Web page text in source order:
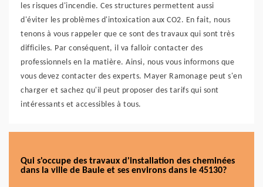
les risques d'incendie. Ces structures permettent aussi
d'éviter les problèmes d'intoxication aux CO2. En fait, nous
tenons à vous rappeler que ce sont des travaux qui sont très
difficiles. Par conséquent, il va falloir contacter des
professionnels en la matière. Ainsi, nous vous informons que
vous devez contacter des experts. Mayer Ramonage peut s'en
charger et sachez qu'il peut proposer des tarifs qui sont
intéressants et accessibles à tous.
Qui s'occupe des travaux d'installation des cheminées
dans la ville de Baule et ses environs dans le 45130?